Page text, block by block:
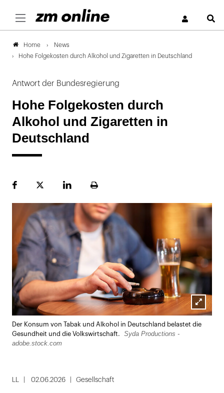
Home
News
Hohe Folgekosten durch Alkohol und Zigaretten in Deutschland
Antwort der Bundesregierung
Hohe Folgekosten durch
Alkohol und Zigaretten in
Deutschland
FacebookPlattformLinekdInSeite
Lightbox
öffnen
Der Konsum von Tabak und Alkohol in Deutschland belastet die
Gesundheit und die Volkswirtschaft.
Syda Productions -
adobe.stock.com
02.06.2026 Gesellschaft